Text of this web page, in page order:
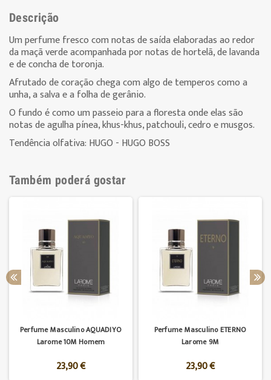
Descrição
Um perfume fresco com notas de saída elaboradas ao redor
da maçã verde acompanhada por notas de hortelã, de lavanda
e de concha de toronja.
Afrutado de coração chega com algo de temperos como a
unha, a salva e a folha de gerânio.
O fundo é como um passeio para a floresta onde elas são
notas de agulha pínea, khus-khus, patchouli, cedro e musgos.
Tendência olfativa: HUGO - HUGO BOSS
Também poderá gostar
Perfume Masculino AQUADIYO
Larome 10M Homem
23,90 €
Perfume Masculino ETERNO
Larome 9M
23,90 €